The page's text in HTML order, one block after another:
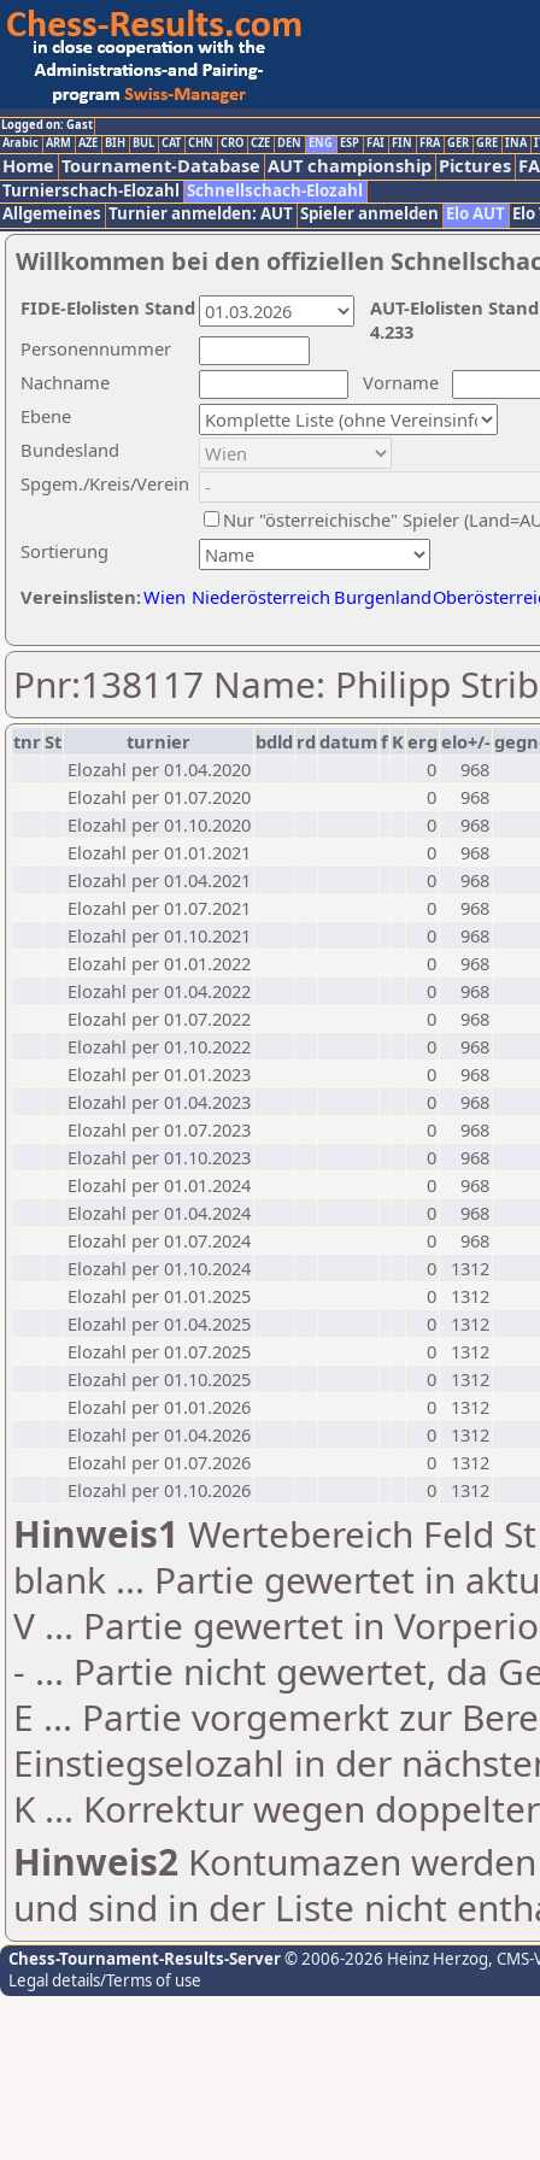
Logged on: Gast
Arabic ARM AZE BIH BUL CAT CHN CRO CZE DEN ENG ESP FAI FIN FRA GER GRE INA
Home Tournament-Database AUT championship Pictures
Turnierschach-Elozahl Schnellschach-Elozahl
Allgemeines Turnier anmelden: AUT Spieler anmelden Elo AUT
Willkommen bei den offiziellen
Nachname
Vorname
Ebene
Sortierung
Personennummer
Bundesland
Spgem./Kreis/Verein
Nur "österreichische" Spieler
Vereinslisten:Wien Niederösterreich Burgenland
AUT-Elolisten
4.233
FIDE-Elolisten Stand
Pnr:138117 Name: Philipp
tnrSt turnier bdld rd datumf Kerg elo+/-
Elozahl per 01.04.2020
0
968
Elozahl per 01.07.2020
0
968
Elozahl per 01.10.2020
0
968
Elozahl per 01.01.2021
0
968
Elozahl per 01.04.2021
0
968
Elozahl per 01.07.2021
0
968
Elozahl per 01.10.2021
0
968
Elozahl per 01.01.2022
0
968
Elozahl per 01.04.2022
0
968
Elozahl per 01.07.2022
0
968
Elozahl per 01.10.2022
0
968
Elozahl per 01.01.2023
0
968
Elozahl per 01.04.2023
0
968
Elozahl per 01.07.2023
0
968
Elozahl per 01.10.2023
0
968
Elozahl per 01.01.2024
0
968
Elozahl per 01.04.2024
0
968
Elozahl per 01.07.2024
0
968
Elozahl per 01.10.2024
0
1312
Elozahl per 01.01.2025
0
1312
Elozahl per 01.04.2025
0
1312
Elozahl per 01.07.2025
0
1312
Elozahl per 01.10.2025
0
1312
Elozahl per 01.01.2026
0
1312
Elozahl per 01.04.2026
0
1312
Elozahl per 01.07.2026
0
1312
Elozahl per 01.10.2026
0 1312
Hinweis1 Wertebereich Feld
blank ... Partie gewertet in
V ... Partie gewertet in
- ... Partie nicht gewertet, da
E ... Partie vorgemerkt zur
Einstiegselozahl in der
K ... Korrektur wegen
Hinweis2 Kontumazen
und sind in der Liste nicht
Chess-Tournament-Results-Server© 2006-2026 Heinz Herzog,
Legal details/Terms of use